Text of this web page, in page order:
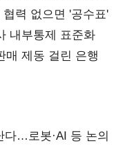
력 없으면 '공수표'
내부통제 표준화
매 제동 걸린 은행
다…로봇·AI 등 논의